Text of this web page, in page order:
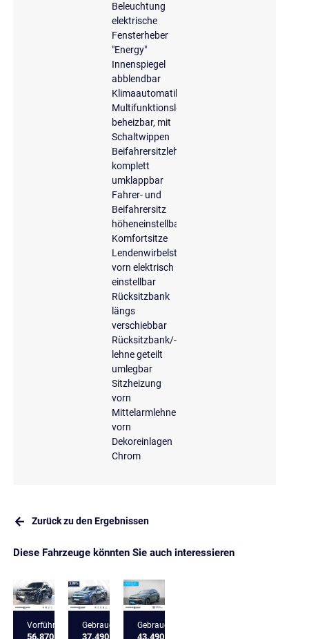
Beleuchtung
elektrische
Fensterheber
"Energy"
Innenspiegel
abblendbar
Klimaautomatik
Multifunktionslederlenkrad,
beheizbar, mit
Schaltwippen
Beifahrersitzlehne
komplett
umklappbar
Fahrer- und
Beifahrersitz
höheneinstellbar
Komfortsitze
Lendenwirbelstütze
vorn elektrisch
einstellbar
Rücksitzbank
längs
verschiebbar
Rücksitzbank/-
lehne geteilt
umlegbar
Sitzheizung
vorn
Mittelarmlehne
vorn
Dekoreinlagen
Chrom
Zurück zu den Ergebnissen
Diese Fahrzeuge könnten Sie auch interessieren
Vorführfahrzeug
56.870 €
Gebrauchtfahrzeug
37.490 €
Gebrauchtfahrzeug
43.490 €